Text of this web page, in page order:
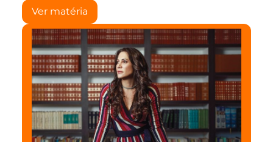
Ver matéria